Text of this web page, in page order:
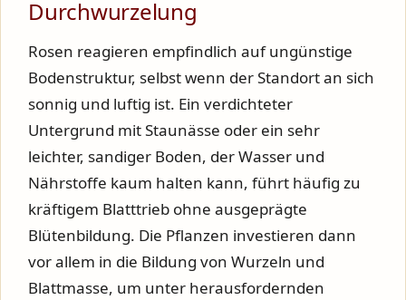
Durchwurzelung
Rosen reagieren empfindlich auf ungünstige
Bodenstruktur, selbst wenn der Standort an sich
sonnig und luftig ist. Ein verdichteter
Untergrund mit Staunässe oder ein sehr
leichter, sandiger Boden, der Wasser und
Nährstoffe kaum halten kann, führt häufig zu
kräftigem Blatttrieb ohne ausgeprägte
Blütenbildung. Die Pflanzen investieren dann
vor allem in die Bildung von Wurzeln und
Blattmasse, um unter herausfordernden